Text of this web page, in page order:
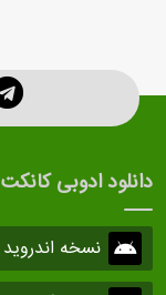
دانلود ادوبی کانکت
نسخه اندروید